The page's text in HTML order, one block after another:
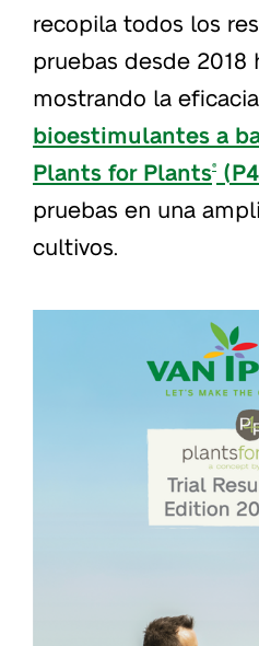
recopila todos los
pruebas desde 2018
mostrando la
bioestimulantes a
Plants for Plants®
pruebas en una
cultivos.